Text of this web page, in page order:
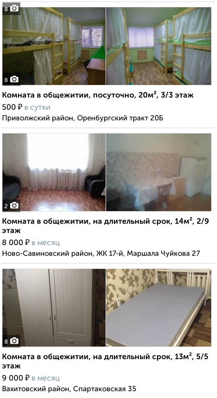
8
8
Комната в общежитии, посуточно, 20м², 3/3 этаж
500 ₽ в сутки
Приволжский район, Оренбургский тракт 20Б
2
Комната в общежитии, на длительный срок, 14м², 2/9
этаж
8 000 ₽ в месяц
Ново-Савиновский район, ЖК 17-й, Маршала Чуйкова 27
8
Комната в общежитии, на длительный срок, 13м², 5/5
этаж
9 000 ₽ в месяц
Вахитовский район, Спартаковская 35